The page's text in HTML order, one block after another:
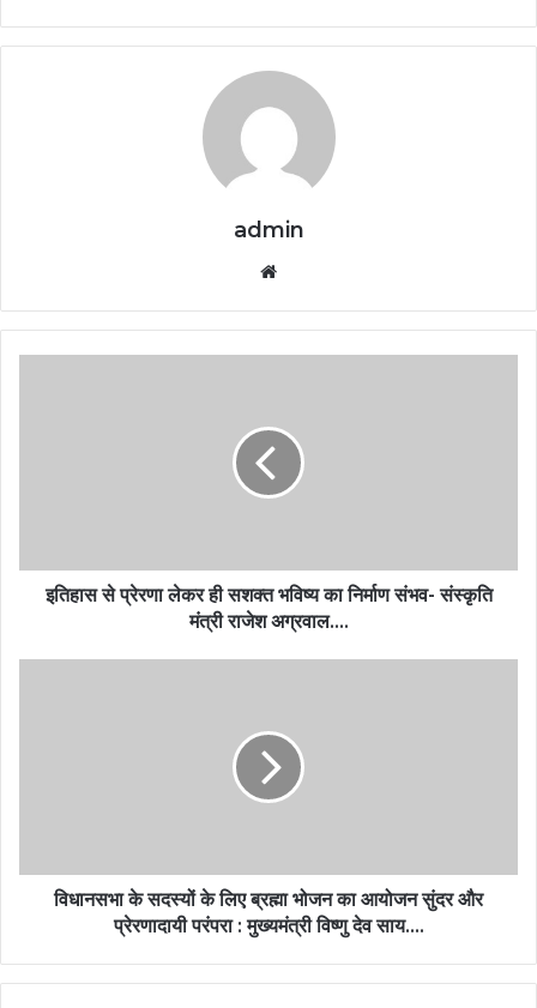
admin
इतिहास से प्रेरणा लेकर ही सशक्त भविष्य का निर्माण संभव- संस्कृति
मंत्री राजेश अग्रवाल….
विधानसभा के सदस्यों के लिए ब्रह्मा भोजन का आयोजन सुंदर और
प्रेरणादायी परंपरा : मुख्यमंत्री विष्णु देव साय….